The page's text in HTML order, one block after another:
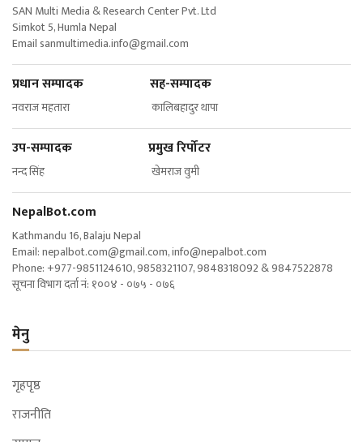
SAN Multi Media & Research Center Pvt. Ltd
Simkot 5, Humla Nepal
Email sanmultimedia.info@gmail.com
प्रधान सम्पादक सह-सम्पादक
नवराज महतारा कालिबहादुर थापा
उप-सम्पादक प्रमुख रिर्पोटर
नन्द सिंह खेमराज वुमी
NepalBot.com
Kathmandu 16, Balaju Nepal
Email:nepalbot.com@gmail.com,info@nepalbot.com
Phone: +977-9851124610, 9858321107, 9848318092 & 9847522878
सूचना विभाग दर्ता नं: १००४ - ०७५ - ०७६
मेनु
गृहपृष्ठ
राजनीति